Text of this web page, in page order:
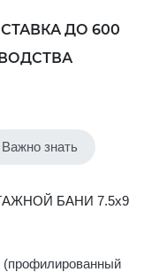
ДО 600
Важно знать
БАНИ 7.5х9
(профилированный